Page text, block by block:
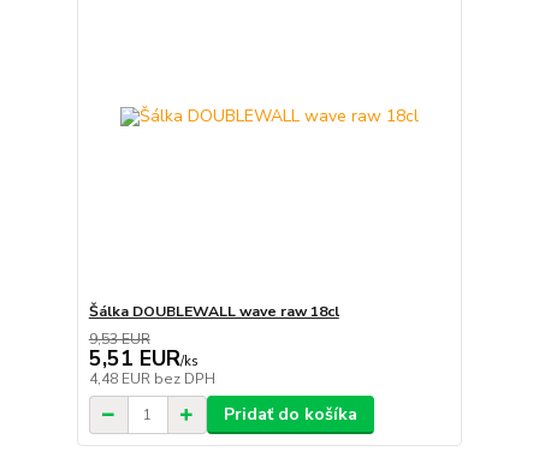
Šálka DOUBLEWALL wave raw 18cl
9,53 EUR
5,51 EUR/ks
4,48 EUR bez DPH
Pridať do košíka